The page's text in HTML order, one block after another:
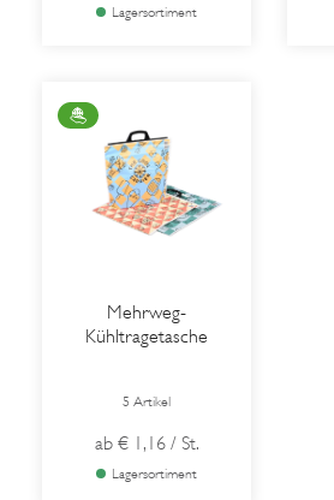
Lagersortiment
Mehrweg-
Kühltragetasche
5 Artikel
ab € 1,16 / St.
Lagersortiment